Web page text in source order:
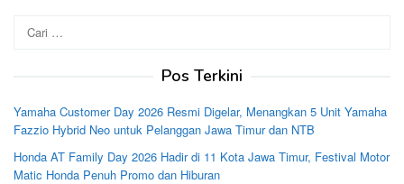
untuk:
Pos Terkini
Yamaha Customer Day 2026 Resmi Digelar, Menangkan 5 Unit Yamaha
Fazzio Hybrid Neo untuk Pelanggan Jawa Timur dan NTB
Honda AT Family Day 2026 Hadir di 11 Kota Jawa Timur, Festival Motor
Matic Honda Penuh Promo dan Hiburan